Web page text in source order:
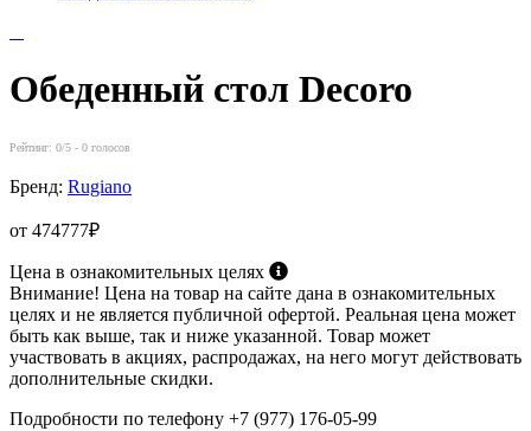
Обеденный стол Decoro
Рейтинг: 0/5 - 0 голосов
Бренд: Rugiano
от 474777₽
Цена в ознакомительных целях
Внимание! Цена на товар на сайте дана в ознакомительных
целях и не является публичной офертой. Реальная цена может
быть как выше, так и ниже указанной. Товар может
участвовать в акциях, распродажах, на него могут действовать
дополнительные скидки.
Подробности по телефону +7 (977) 176-05-99